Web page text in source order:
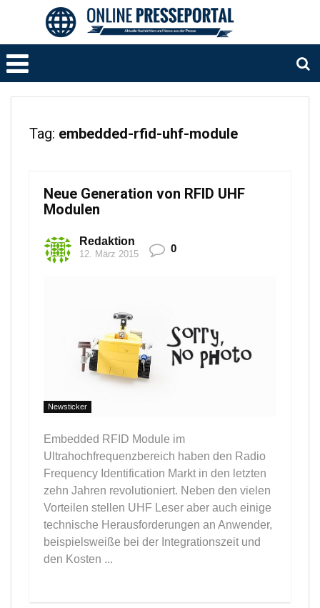
Tag: embedded-rfid-uhf-module
Neue Generation von RFID UHF
Modulen
Redaktion
12. März 2015 0
Newsticker
Embedded RFID Module im
Ultrahochfrequenzbereich haben den Radio
Frequency Identification Markt in den letzten
zehn Jahren revolutioniert. Neben den vielen
Vorteilen stellen UHF Leser aber auch einige
technische Herausforderungen an Anwender,
beispielsweiße bei der Integrationszeit und
den Kosten ...